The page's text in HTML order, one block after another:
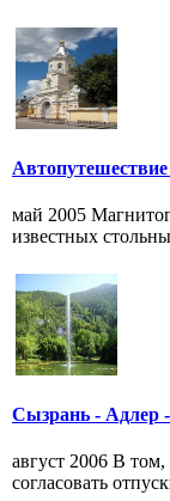
май 2005
известных
Сызрань - Адлер
август 2006 В
согласовать